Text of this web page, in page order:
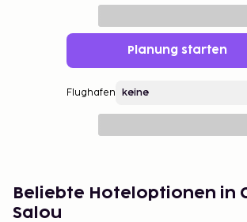
Planung starten
Flughafen
Beliebte Hoteloptionen in
Salou